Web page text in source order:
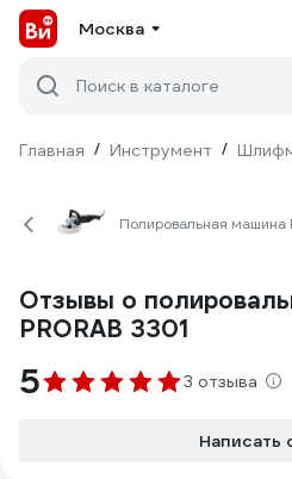
Москва
Поиск в каталоге
Главная / Инструмент /
Полировальная машина
Отзывы о
PRORAB 3301
5 3 отзыва
Написать